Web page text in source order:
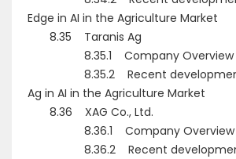
Edge in AI in the Agriculture Market
8.35 Taranis Ag
8.35.1 Company Overview
8.35.2 Recent
Ag in AI in the Agriculture Market
8.36 XAG Co., Ltd.
8.36.1 Company Overview
8.36.2 Recent developments